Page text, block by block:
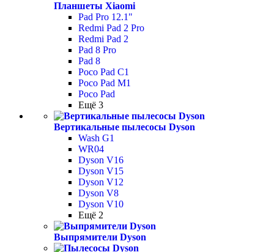
Планшеты Xiaomi
Pad Pro 12.1"
Redmi Pad 2 Pro
Redmi Pad 2
Pad 8 Pro
Pad 8
Poco Pad С1
Poco Pad M1
Poco Pad
Ещё 3
Вертикальные пылесосы Dyson
Wash G1
WR04
Dyson V16
Dyson V15
Dyson V12
Dyson V8
Dyson V10
Ещё 2
Выпрямители Dyson